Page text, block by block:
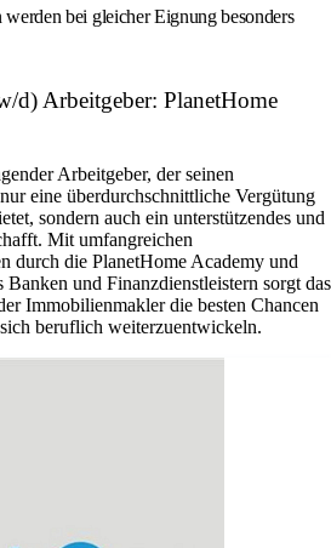
bei gleicher Eignung besonders
d) Arbeitgeber: PlanetHome
Arbeitgeber, der seinen
eine überdurchschnittliche Vergütung
sondern auch ein unterstützendes und
Mit umfangreichen
durch die PlanetHome Academy und
und Finanzdienstleistern sorgt das
Immobilienmakler die besten Chancen
beruflich weiterzuentwickeln.